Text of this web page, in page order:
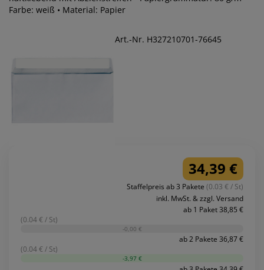
Farbe: weiß • Material: Papier
Art.-Nr. H327210701-76645
34,39 €
Staffelpreis ab 3 Pakete (0.03 € / St)
inkl. MwSt. & zzgl. Versand
ab 1 Paket 38,85 €
(0.04 € / St)
-0,00 €
ab 2 Pakete 36,87 €
(0.04 € / St)
-3,97 €